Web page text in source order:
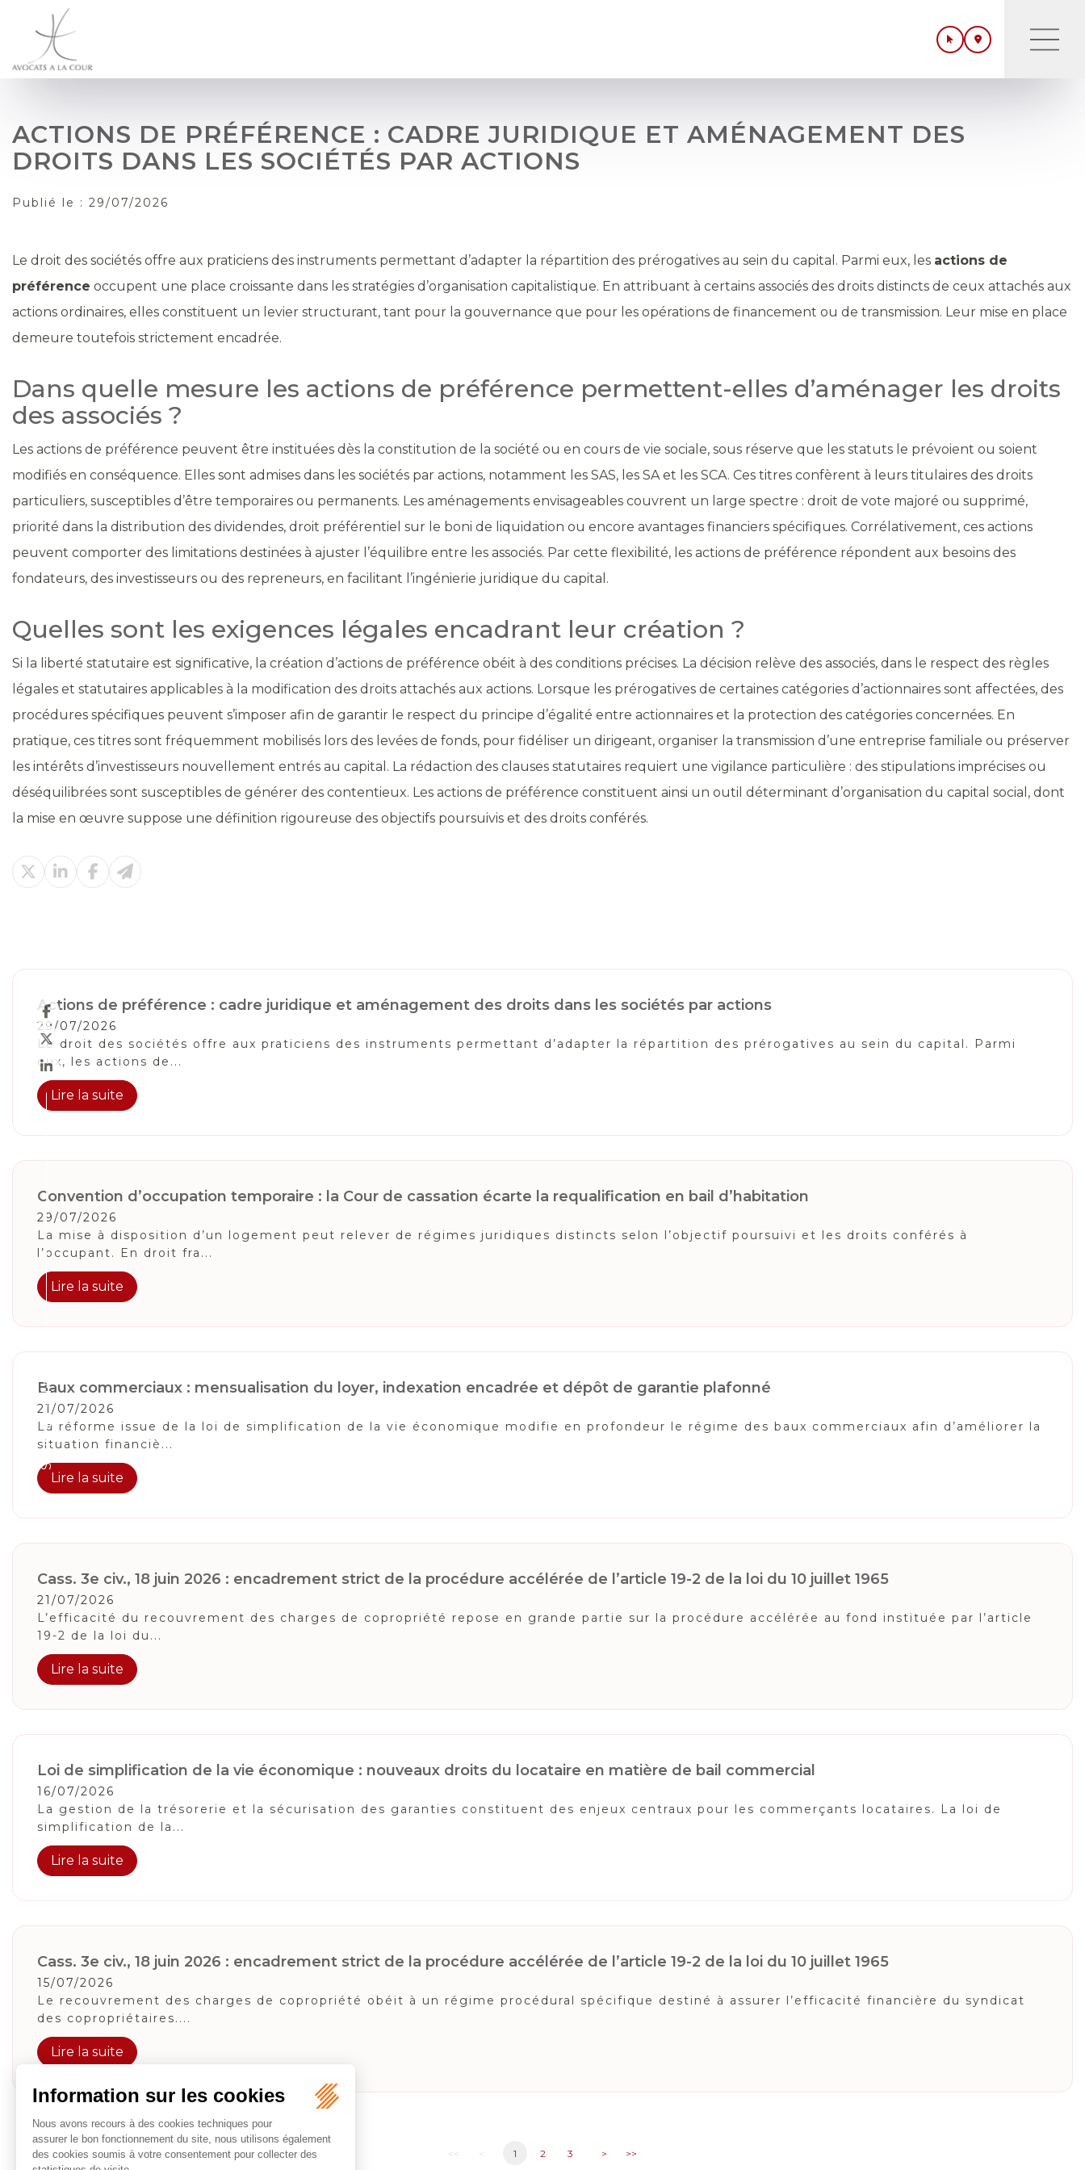
Suivez-Nous
ACTIONS DE PRÉFÉRENCE : CADRE JURIDIQUE ET AMÉNAGEMENT DES
DROITS DANS LES SOCIÉTÉS PAR ACTIONS
Publié le : 29/07/2026
Le droit des sociétés offre aux praticiens des instruments permettant d’adapter la répartition des prérogatives au sein du capital. Parmi eux, les actions de
préférence occupent une place croissante dans les stratégies d’organisation capitalistique. En attribuant à certains associés des droits distincts de ceux attachés aux
actions ordinaires, elles constituent un levier structurant, tant pour la gouvernance que pour les opérations de financement ou de transmission. Leur mise en place
demeure toutefois strictement encadrée.
Dans quelle mesure les actions de préférence permettent-elles d’aménager les droits
des associés ?
Les actions de préférence peuvent être instituées dès la constitution de la société ou en cours de vie sociale, sous réserve que les statuts le prévoient ou soient
modifiés en conséquence. Elles sont admises dans les sociétés par actions, notamment les SAS, les SA et les SCA. Ces titres confèrent à leurs titulaires des droits
particuliers, susceptibles d’être temporaires ou permanents. Les aménagements envisageables couvrent un large spectre : droit de vote majoré ou supprimé,
priorité dans la distribution des dividendes, droit préférentiel sur le boni de liquidation ou encore avantages financiers spécifiques. Corrélativement, ces actions
peuvent comporter des limitations destinées à ajuster l’équilibre entre les associés. Par cette flexibilité, les actions de préférence répondent aux besoins des
fondateurs, des investisseurs ou des repreneurs, en facilitant l’ingénierie juridique du capital.
Quelles sont les exigences légales encadrant leur création ?
Si la liberté statutaire est significative, la création d’actions de préférence obéit à des conditions précises. La décision relève des associés, dans le respect des règles
légales et statutaires applicables à la modification des droits attachés aux actions. Lorsque les prérogatives de certaines catégories d’actionnaires sont affectées, des
procédures spécifiques peuvent s’imposer afin de garantir le respect du principe d’égalité entre actionnaires et la protection des catégories concernées. En
pratique, ces titres sont fréquemment mobilisés lors des levées de fonds, pour fidéliser un dirigeant, organiser la transmission d’une entreprise familiale ou préserver
les intérêts d’investisseurs nouvellement entrés au capital. La rédaction des clauses statutaires requiert une vigilance particulière : des stipulations imprécises ou
déséquilibrées sont susceptibles de générer des contentieux. Les actions de préférence constituent ainsi un outil déterminant d’organisation du capital social, dont
la mise en œuvre suppose une définition rigoureuse des objectifs poursuivis et des droits conférés.
Actions de préférence : cadre juridique et aménagement des droits dans les sociétés par actions
29/07/2026
Le droit des sociétés offre aux praticiens des instruments permettant d’adapter la répartition des prérogatives au sein du capital. Parmi
eux, les actions de...
Lire la suite
Convention d’occupation temporaire : la Cour de cassation écarte la requalification en bail d’habitation
29/07/2026
La mise à disposition d’un logement peut relever de régimes juridiques distincts selon l’objectif poursuivi et les droits conférés à
l’occupant. En droit fra...
Lire la suite
Baux commerciaux : mensualisation du loyer, indexation encadrée et dépôt de garantie plafonné
21/07/2026
La réforme issue de la loi de simplification de la vie économique modifie en profondeur le régime des baux commerciaux afin d’améliorer la
situation financiè...
Lire la suite
Cass. 3e civ., 18 juin 2026 : encadrement strict de la procédure accélérée de l’article 19-2 de la loi du 10 juillet 1965
21/07/2026
L’efficacité du recouvrement des charges de copropriété repose en grande partie sur la procédure accélérée au fond instituée par l’article
19-2 de la loi du...
Lire la suite
Loi de simplification de la vie économique : nouveaux droits du locataire en matière de bail commercial
16/07/2026
La gestion de la trésorerie et la sécurisation des garanties constituent des enjeux centraux pour les commerçants locataires. La loi de
simplification de la...
Lire la suite
Cass. 3e civ., 18 juin 2026 : encadrement strict de la procédure accélérée de l’article 19-2 de la loi du 10 juillet 1965
15/07/2026
Le recouvrement des charges de copropriété obéit à un régime procédural spécifique destiné à assurer l’efficacité financière du syndicat
des copropriétaires....
Lire la suite
1 2 3 > >>